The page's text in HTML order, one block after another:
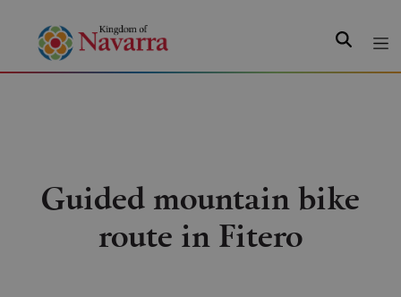
Search
Guided mountain bike
route in Fitero